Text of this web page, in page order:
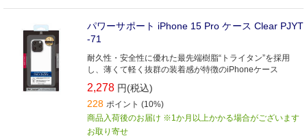
パワーサポート iPhone 15 Pro ケース Clear PJYT
-71
耐久性・安全性に優れた最先端樹脂“トライタン”を採用
し、薄くて軽く抜群の装着感が特徴のiPhoneケース
2,278 円(税込)
228 ポイント (10%)
商品入荷後のお届け ※1か月以上かかる場合がございます
お取り寄せ